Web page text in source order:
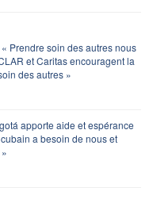
Prendre soin des autres nous
et Caritas encouragent la
des autres »
apporte aide et espérance
a besoin de nous et